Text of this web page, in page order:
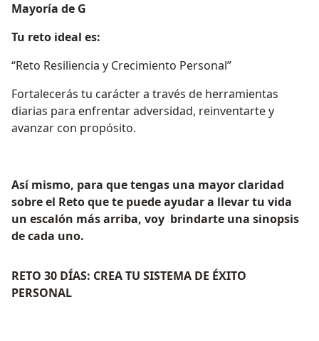
Mayoría de G
Tu reto ideal es:
“Reto Resiliencia y Crecimiento Personal”
Fortalecerás tu carácter a través de herramientas
diarias para enfrentar adversidad, reinventarte y
avanzar con propósito.
Así mismo, para que tengas una mayor claridad
sobre el Reto que te puede ayudar a llevar tu vida
un escalón más arriba, voy brindarte una sinopsis
de cada uno.
RETO 30 DÍAS: CREA TU SISTEMA DE ÉXITO
PERSONAL